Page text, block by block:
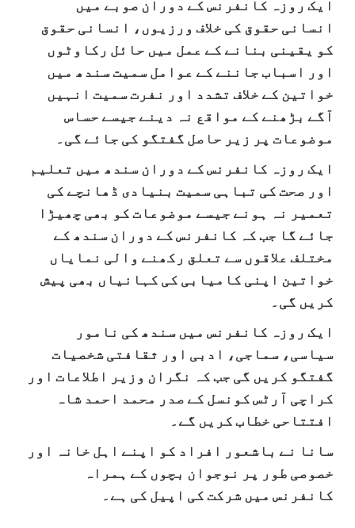
ایک روزہ کانفرنس کے دوران صوبے میں
انسانی حقوق کی خلاف ورزیوں، انسانی حقوق
کو یقینی بنانے کے عمل میں حائل رکاوٹوں
اور اسباب جاننے کے عوامل سمیت سندھ میں
خواتین کے خلاف تشدد اور نفرت سمیت انہیں
آگے بڑھنے کے مواقع نہ دینے جیسے حساس
موضوعات پر زیر حاصل گفتگو کی جائے گی۔
ایک روزہ کانفرنس کے دوران سندھ میں تعلیم
اور صحت کی تباہی سمیت بنیادی ڈھانچے کی
تعمیر نہ ہونے جیسے موضوعات کو بھی چھیڑا
جائے گا جب کہ کانفرنس کے دوران سندھ کے
مختلف علاقوں سے تعلق رکھنے والی نمایاں
خواتین اپنی کامیابی کی کہانیاں بھی پیش
کریں گی۔
ایک روزہ کانفرنس میں سندھ کی نامور
سیاسی، سماجی، ادبی اور ثقافتی شخصیات
گفتگو کریں گی جب کہ نگران وزیر اطلاعات اور
کراچی آرٹس کونسل کے صدر محمد احمد شاہ
افتتاحی خطاب کریں گے۔
سانا نے باشعور افراد کو اپنے اہل خانہ اور
خصوصی طور پر نوجوان بچوں کے ہمراہ
کانفرنس میں شرکت کی اپیل کی ہے۔